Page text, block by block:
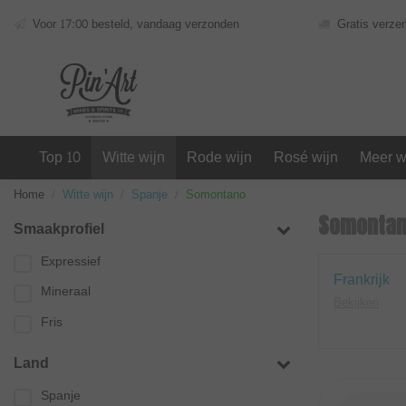
Voor 17:00 besteld, vandaag verzonden Gratis
Top 10 Witte wijn Rode wijn Rosé wijn Meer
Home Witte wijn Spanje Somontano
Smaakprofiel
Expressief
Mineraal
Fris
Land
Spanje
Nieuwe Wereld
Bekijken
Frankrijk